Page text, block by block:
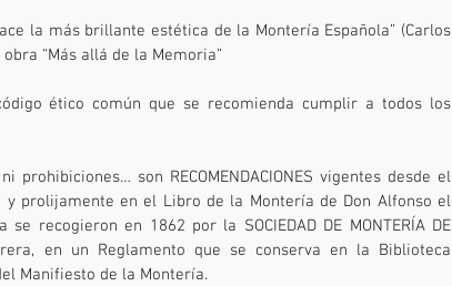
la más brillante estética de la Montería Española” (Carlos
“Más allá de la Memoria”
ético común que se recomienda cumplir a todos los
prohibiciones… son RECOMENDACIONES vigentes desde el
prolijamente en el Libro de la Montería de Don Alfonso el
recogieron en 1862 por la SOCIEDAD DE MONTERÍA DE
en un Reglamento que se conserva en la Biblioteca
Manifiesto de la Montería.